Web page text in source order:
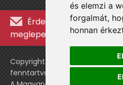
és elemzi a
forgalmát,
honnan
Érdekességekért,
meglepetésekért iratkozz
Copyright © WebshopLady
fenntartva, kivéve a külön